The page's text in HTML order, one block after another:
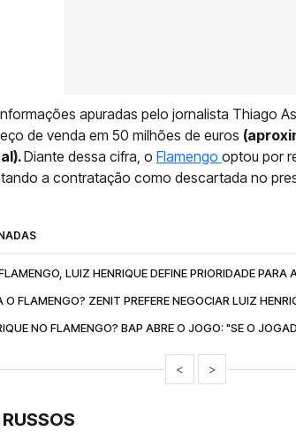
apuradas pelo jornalista Thiago
de venda em 50 milhões de euros
Diante dessa cifra, o Flamengo optou por
a contratação como descartada no
LUIZ HENRIQUE DEFINE PRIORIDADE PARA
O FLAMENGO? ZENIT PREFERE NEGOCIAR LUIZ
NO FLAMENGO? BAP ABRE O JOGO: "SE O
< >